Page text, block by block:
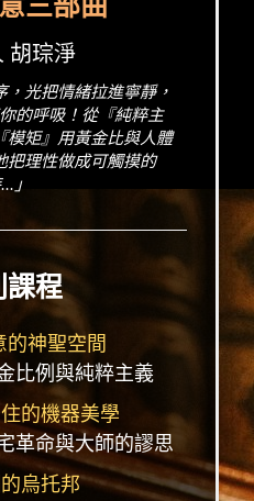
胡琮淨
，光把情緒拉進寧靜，
的呼吸！從『純粹主
模矩』用黃金比與人體
把理性做成可觸摸的
」
課程
的神聖空間
例與純粹主義
的機器美學
革命與大師的謬思
烏托邦